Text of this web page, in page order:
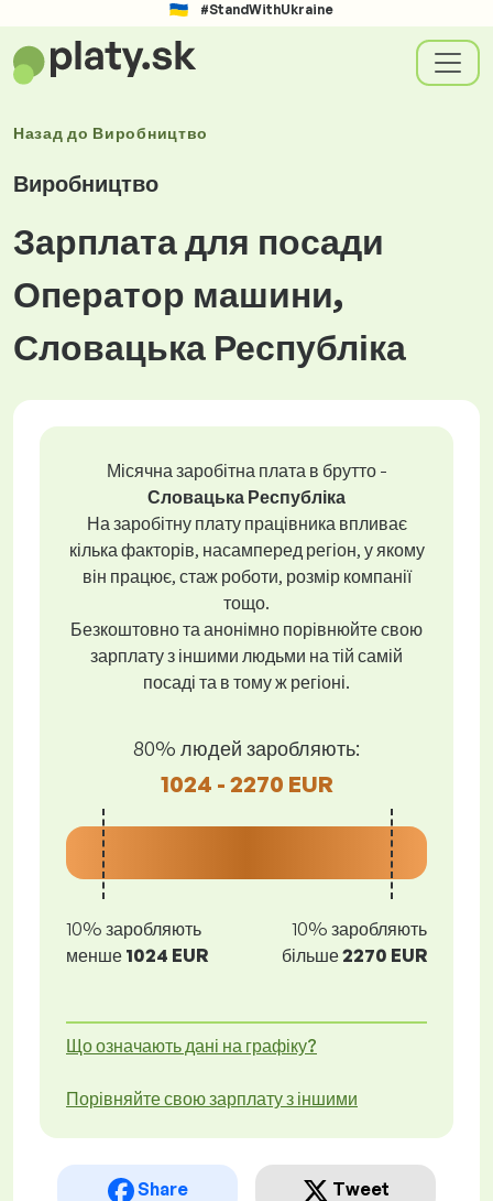
#StandWithUkraine
Назад до Виробництво
Виробництво
Зарплата для посади
Оператор машини,
Словацька Республіка
Місячна заробітна плата в брутто -
Словацька Республіка
На заробітну плату працівника впливає
кілька факторів, насамперед регіон, у якому
він працює, стаж роботи, розмір компанії
тощо.
Безкоштовно та анонімно порівнюйте свою
зарплату з іншими людьми на тій самій
посаді та в тому ж регіоні.
80% людей заробляють:
1024 - 2270 EUR
10% заробляють
менше 1024 EUR
10% заробляють
більше2270 EUR
Що означають дані на графіку?
Порівняйте свою зарплату з іншими
Share Tweet